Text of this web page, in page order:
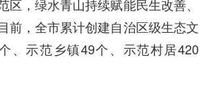
区，绿水青山持续赋能民生改善、
前，全市累计创建自治区级生态文
、示范乡镇49个、示范村居420